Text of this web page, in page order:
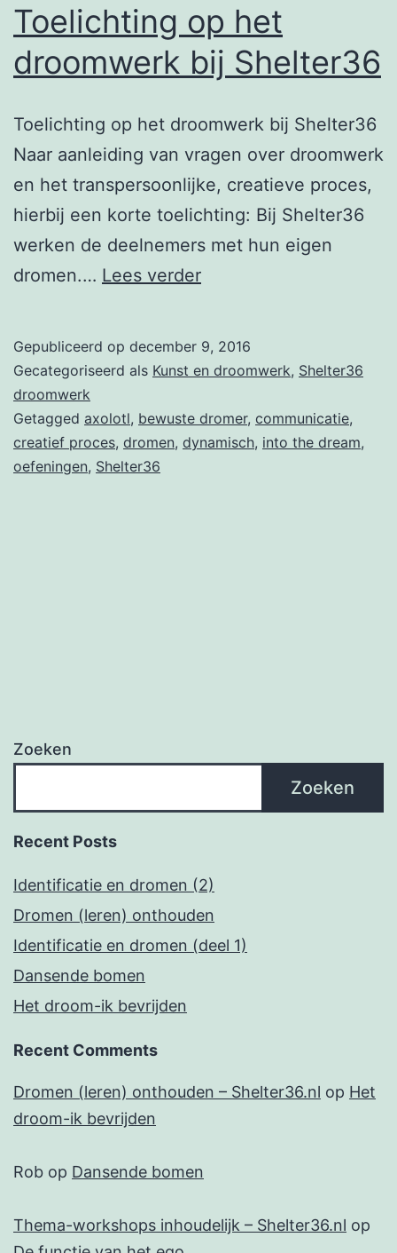
Toelichting op het
droomwerk bij Shelter36
Toelichting op het droomwerk bij Shelter36
Naar aanleiding van vragen over droomwerk
en het transpersoonlijke, creatieve proces,
hierbij een korte toelichting: Bij Shelter36
werken de deelnemers met hun eigen
dromen.… Lees verderToelichting
droomwerk
Shelter36
Gepubliceerd op december 9, 2016
Gecategoriseerd als Kunst en droomwerk, Shelter36
droomwerk
Getagged axolotl, bewuste dromer, communicatie,
creatief proces, dromen, dynamisch, into the dream,
oefeningen, Shelter36
Zoeken
Zoeken
Recent Posts
Identificatie en dromen (2)
Dromen (leren) onthouden
Identificatie en dromen (deel 1)
Dansende bomen
Het droom-ik bevrijden
Recent Comments
Dromen (leren) onthouden – Shelter36.nl op Het
droom-ik bevrijden
Rob op Dansende bomen
Thema-workshops inhoudelijk – Shelter36.nl op